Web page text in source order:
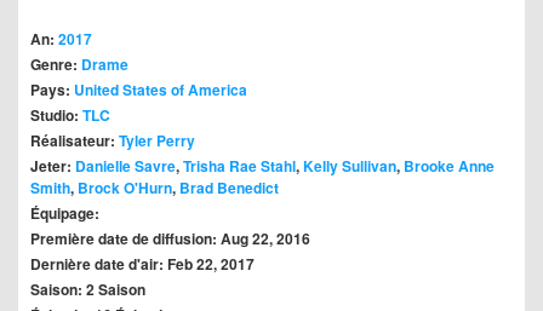
An: 2017
Genre: Drame
Pays: United States of America
Studio: TLC
Réalisateur: Tyler Perry
Jeter: Danielle Savre,Trisha Rae Stahl,Kelly Sullivan, Brooke Anne
Smith, Brock O'Hurn, Brad Benedict
Équipage:
Première date de diffusion: Aug 22, 2016
Dernière date d'air: Feb 22, 2017
Saison: 2 Saison